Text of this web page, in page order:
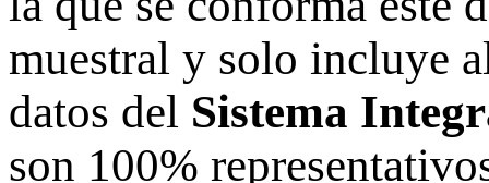
muestral y solo incluye
datos del Sistema
son 100%